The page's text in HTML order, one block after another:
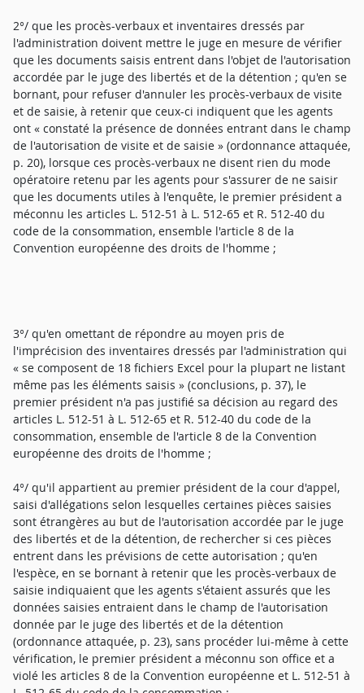
2°/ que les procès-verbaux et inventaires dressés par
l'administration doivent mettre le juge en mesure de vérifier
que les documents saisis entrent dans l'objet de l'autorisation
accordée par le juge des libertés et de la détention ; qu'en se
bornant, pour refuser d'annuler les procès-verbaux de visite
et de saisie, à retenir que ceux-ci indiquent que les agents
ont « constaté la présence de données entrant dans le champ
de l'autorisation de visite et de saisie » (ordonnance attaquée,
p. 20), lorsque ces procès-verbaux ne disent rien du mode
opératoire retenu par les agents pour s'assurer de ne saisir
que les documents utiles à l'enquête, le premier président a
méconnu les articles L. 512-51 à L. 512-65 et R. 512-40 du
code de la consommation, ensemble l'article 8 de la
Convention européenne des droits de l'homme ;
3°/ qu'en omettant de répondre au moyen pris de
l'imprécision des inventaires dressés par l'administration qui
« se composent de 18 fichiers Excel pour la plupart ne listant
même pas les éléments saisis » (conclusions, p. 37), le
premier président n'a pas justifié sa décision au regard des
articles L. 512-51 à L. 512-65 et R. 512-40 du code de la
consommation, ensemble de l'article 8 de la Convention
européenne des droits de l'homme ;
4°/ qu'il appartient au premier président de la cour d'appel,
saisi d'allégations selon lesquelles certaines pièces saisies
sont étrangères au but de l'autorisation accordée par le juge
des libertés et de la détention, de rechercher si ces pièces
entrent dans les prévisions de cette autorisation ; qu'en
l'espèce, en se bornant à retenir que les procès-verbaux de
saisie indiquaient que les agents s'étaient assurés que les
données saisies entraient dans le champ de l'autorisation
donnée par le juge des libertés et de la détention
(ordonnance attaquée, p. 23), sans procéder lui-même à cette
vérification, le premier président a méconnu son office et a
violé les articles 8 de la Convention européenne et L. 512-51 à